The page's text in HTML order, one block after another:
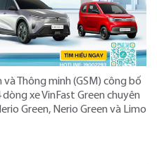
Thông minh (GSM) công bố
xe VinFast Green chuyên
Green, Nerio Green và Limo